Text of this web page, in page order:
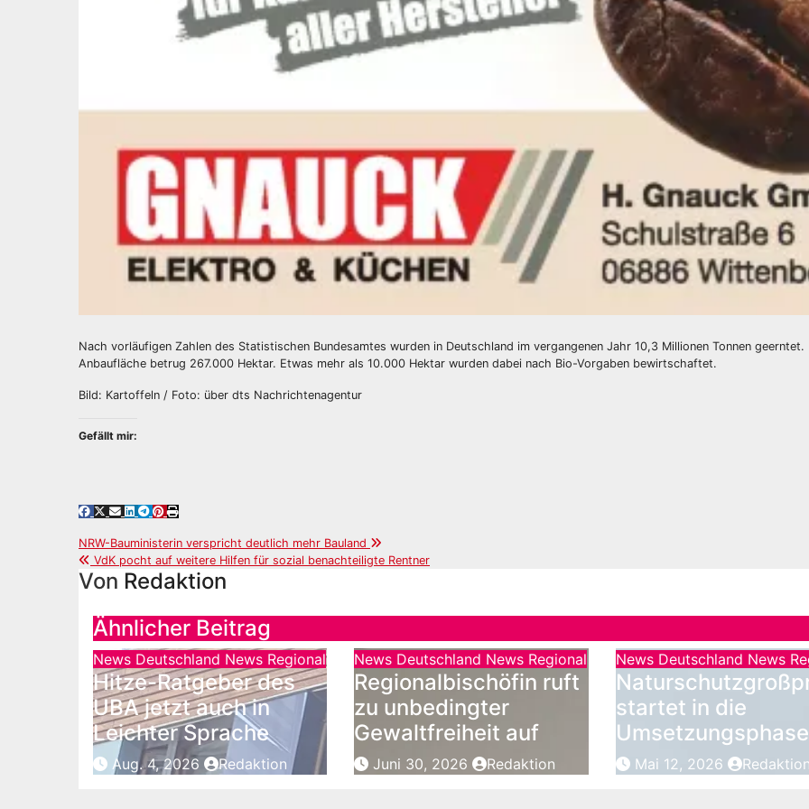
Nach vorläufigen Zahlen des Statistischen Bundesamtes wurden in Deutschland im vergangenen Jahr 10,3 Millionen Tonnen geerntet.
Anbaufläche betrug 267.000 Hektar. Etwas mehr als 10.000 Hektar wurden dabei nach Bio-Vorgaben bewirtschaftet.
Bild: Kartoffeln / Foto: über dts Nachrichtenagentur
Gefällt mir:
Beitragsnavigation
NRW-Bauministerin verspricht deutlich mehr Bauland
VdK pocht auf weitere Hilfen für sozial benachteiligte Rentner
Von Redaktion
Ähnlicher Beitrag
News Deutschland News Regional
Hitze-Ratgeber des
UBA jetzt auch in
Leichter Sprache
Aug. 4, 2026 Redaktion
News Deutschland News Regional
Regionalbischöfin ruft
zu unbedingter
Gewaltfreiheit auf
Juni 30, 2026 Redaktion
News Deutschland News
startet in die
Umsetzungsphase
Mai 12, 2026